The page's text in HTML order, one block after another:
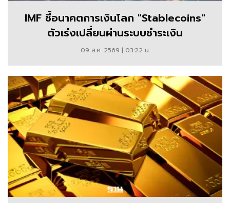
พร้อม
วิเคราะห์
และ
กลยุทธ์
การ
ลงทุน
เชี่ยวชาญ
IMF ชี้อนาคตการเงินโลก "Stablecoins"
ตัวเร่งเปลี่ยนผ่านระบบชำระเงิน
09 ส.ค. 2569 | 03:22 น.